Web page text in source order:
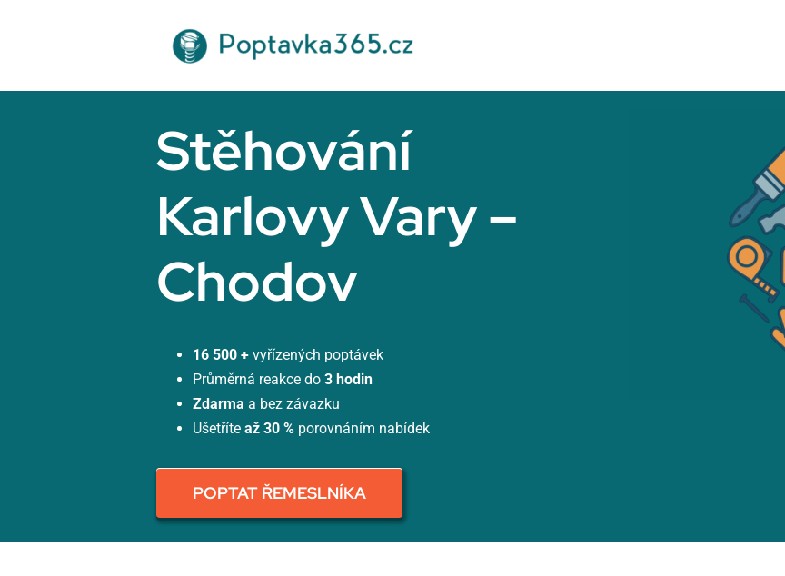
Stěhování
Karlovy Vary –
Chodov
16 500 + vyřízených poptávek
Průměrná reakce do 3 hodin
Zdarma a bez závazku
Ušetříte až 30 %porovnáním nabídek
POPTAT ŘEMESLNÍKA